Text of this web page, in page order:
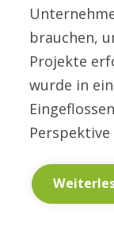
brauchen,
Projekte
wurde in
Perspektive